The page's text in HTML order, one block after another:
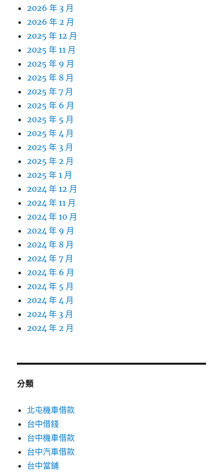
2026 年 3 月
2026 年 2 月
2025 年 12 月
2025 年 11 月
2025 年 9 月
2025 年 8 月
2025 年 7 月
2025 年 6 月
2025 年 5 月
2025 年 4 月
2025 年 3 月
2025 年 2 月
2025 年 1 月
2024 年 12 月
2024 年 11 月
2024 年 10 月
2024 年 9 月
2024 年 8 月
2024 年 7 月
2024 年 6 月
2024 年 5 月
2024 年 4 月
2024 年 3 月
2024 年 2 月
分類
北屯機車借款
台中借錢
台中機車借款
台中汽車借款
台中當鋪